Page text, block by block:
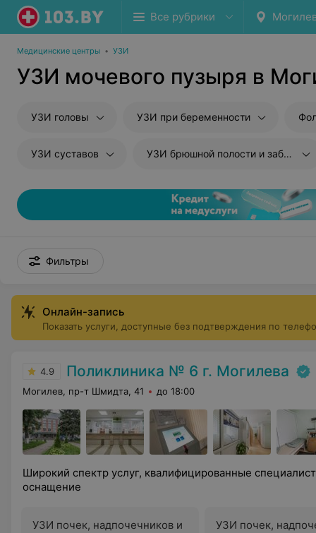
Все рубрики
Медицинские центры • УЗИ
УЗИ мочевого пузыря в
УЗИ головы УЗИ при беременности
УЗИ суставов УЗИ брюшной полости и забрюшиного пространства
Фильтры
Онлайн-запись
Показать услуги, доступные без подтверждения по
4.9 Поликлиника № 6 г. Могилева
Могилев, пр-т Шмидта, 41 до 18:00
Широкий спектр услуг, квалифицированные
оснащение
УЗИ почек, надпочечников и
УЗИ почек,